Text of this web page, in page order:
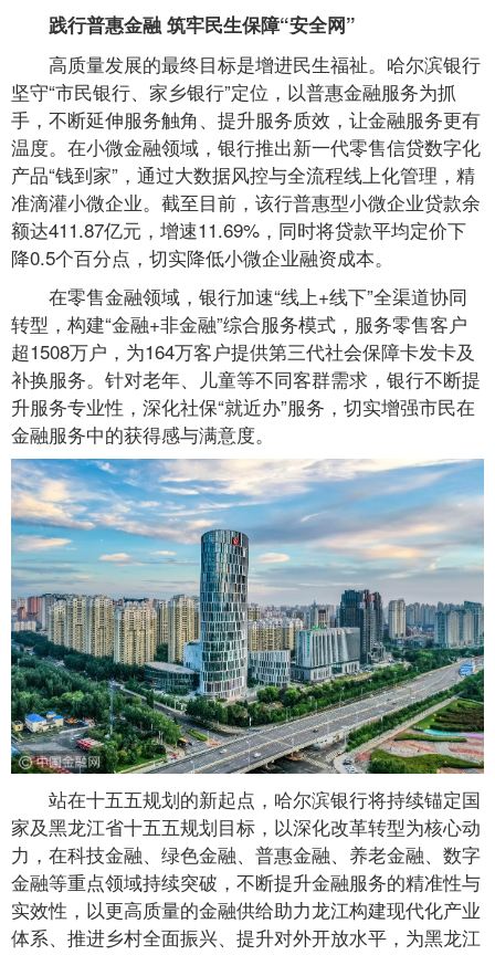
践行普惠金融 筑牢民生保障“安全网”
高质量发展的最终目标是增进民生福祉。哈尔滨银行
坚守“市民银行、家乡银行”定位，以普惠金融服务为抓
手，不断延伸服务触角、提升服务质效，让金融服务更有
温度。在小微金融领域，银行推出新一代零售信贷数字化
产品“钱到家”，通过大数据风控与全流程线上化管理，精
准滴灌小微企业。截至目前，该行普惠型小微企业贷款余
额达411.87亿元，增速11.69%，同时将贷款平均定价下
降0.5个百分点，切实降低小微企业融资成本。
在零售金融领域，银行加速“线上+线下”全渠道协同
转型，构建“金融+非金融”综合服务模式，服务零售客户
超1508万户，为164万客户提供第三代社会保障卡发卡及
补换服务。针对老年、儿童等不同客群需求，银行不断提
升服务专业性，深化社保“就近办”服务，切实增强市民在
金融服务中的获得感与满意度。
站在十五五规划的新起点，哈尔滨银行将持续锚定国
家及黑龙江省十五五规划目标，以深化改革转型为核心动
力，在科技金融、绿色金融、普惠金融、养老金融、数字
金融等重点领域持续突破，不断提升金融服务的精准性与
实效性，以更高质量的金融供给助力龙江构建现代化产业
体系、推进乡村全面振兴、提升对外开放水平，为黑龙江